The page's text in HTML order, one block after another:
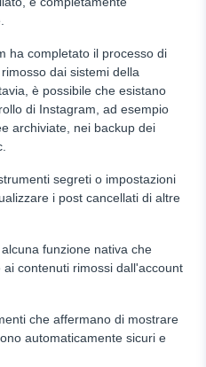
ha completato il processo di
dai sistemi della
è possibile che esistano
di Instagram, ad esempio
archiviate, nei backup dei
segreti o impostazioni
i post cancellati di altre
funzione nativa che
contenuti rimossi dall'account
che affermano di mostrare
automaticamente sicuri e